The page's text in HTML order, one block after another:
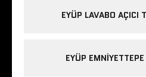
EYÜP LAVABO AÇICI
EYÜP